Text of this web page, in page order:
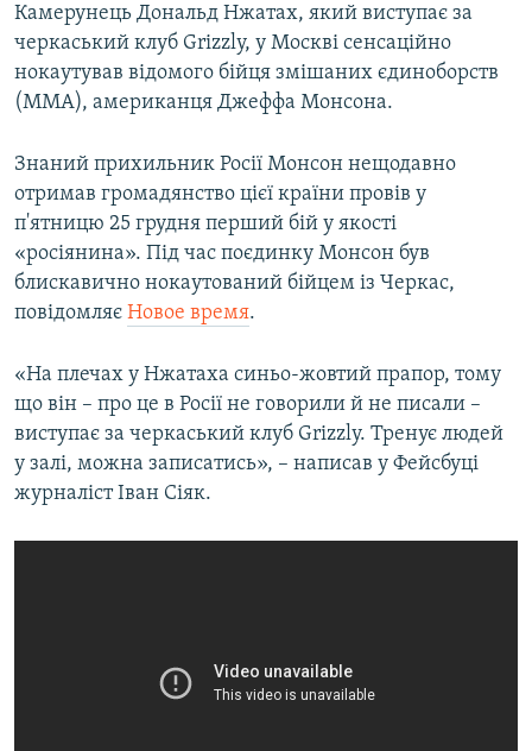
пошуку
ІНТЕРВ'Ю
ВСЕ ЗА ДЕНЬ
СПЕЦПРОЕКТИ
ВІДЕОУРОКИ «ELIFBE»
СВІДЧЕННЯ ОКУПАЦІЇ
ІНФОГРАФІКА
Русский
Qırımtatar
ДОЛУЧАЙСЯ!
Усі сайти RFE/RL
Камерунець Дональд Нжатах, який виступає за
черкаський клуб Grizzly, у Москві сенсаційно
нокаутував відомого бійця змішаних єдиноборств
(ММА), американця Джеффа Монсона.
Знаний прихильник Росії Монсон нещодавно
отримав громадянство цієї країни провів у
п'ятницю 25 грудня перший бій у якості
«росіянина». Під час поєдинку Монсон був
блискавично нокаутований бійцем із Черкас,
повідомляє Новое время.
«На плечах у Нжатаха синьо-жовтий прапор, тому
що він – про це в Росії не говорили й не писали –
виступає за черкаський клуб Grizzly. Тренує людей
у залі, можна записатись», – написав у Фейсбуці
журналіст Іван Сіяк.